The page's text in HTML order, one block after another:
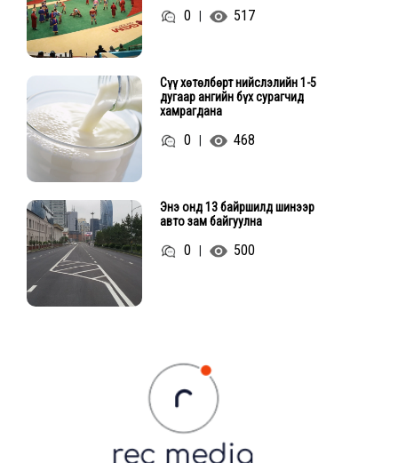
0 517
Сүү хөтөлбөрт нийслэлийн 1-5
дугаар ангийн бүх сурагчид
хамрагдана
0 468
Энэ онд 13 байршилд шинээр
авто зам байгуулна
0 500